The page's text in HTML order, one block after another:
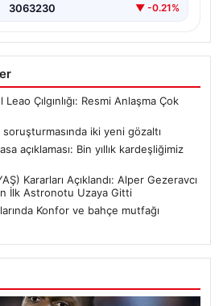
3063230 ▼ -0.21%
Çılgınlığı: Resmi Anlaşma Çok
iki yeni gözaltı
açıklaması: Bin yıllık kardeşliğimiz
Kararları Açıklandı: Alper Gezeravcı
İlk Astronotu Uzaya Gitti
Konfor ve bahçe mutfağı